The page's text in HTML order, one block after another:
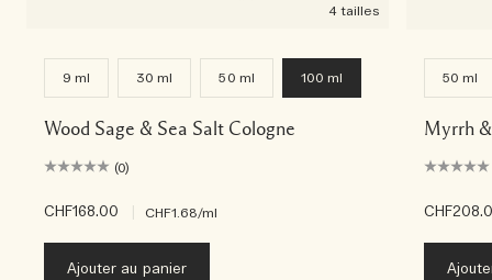
4 tailles
9 ml 30 ml 50 ml 100 ml
Wood Sage & Sea Salt Cologne
(0)
CHF168.00 CHF1.68/ml
Ajouter au panier
50 ml
Myrrh